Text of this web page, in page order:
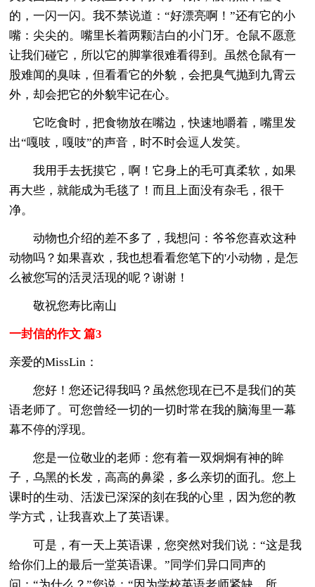
的，一闪一闪。我不禁说道：“好漂亮啊！”还有它的小
嘴：尖尖的。嘴里长着两颗洁白的小门牙。仓鼠不愿意
让我们碰它，所以它的脚掌很难看得到。虽然仓鼠有一
股难闻的臭味，但看看它的外貌，会把臭气抛到九霄云
外，却会把它的外貌牢记在心。
它吃食时，把食物放在嘴边，快速地嚼着，嘴里发
出“嘎吱，嘎吱”的声音，时不时会逗人发笑。
我用手去抚摸它，啊！它身上的毛可真柔软，如果
再大些，就能成为毛毯了！而且上面没有杂毛，很干
净。
动物也介绍的差不多了，我想问：爷爷您喜欢这种
动物吗？如果喜欢，我也想看看您笔下的'小动物，是怎
么被您写的活灵活现的呢？谢谢！
敬祝您寿比南山
一封信的作文 篇3
亲爱的MissLin：
您好！您还记得我吗？虽然您现在已不是我们的英
语老师了。可您曾经一切的一切时常在我的脑海里一幕
幕不停的浮现。
您是一位敬业的老师：您有着一双炯炯有神的眸
子，乌黑的长发，高高的鼻梁，多么亲切的面孔。您上
课时的生动、活泼已深深的刻在我的心里，因为您的教
学方式，让我喜欢上了英语课。
可是，有一天上英语课，您突然对我们说：“这是我
给你们上的最后一堂英语课。”同学们异口同声的